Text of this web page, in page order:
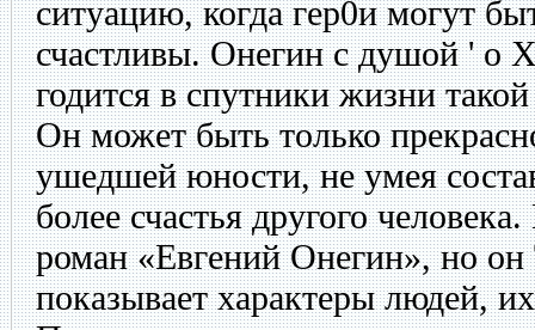
ситуацию, когда гер0и могут
счастливы. Онегин с душой ' о
годится в спутники жизни
Он может быть только
ушедшей юности, не умея
более счастья другого
роман «Евгений Онегин», но
показывает характеры людей,